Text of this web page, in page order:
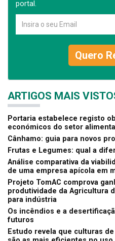
portal.
Quero
ARTIGOS MAIS
Portaria estabelece registo
económicos do setor
Cânhamo: guia para novos
Frutas e Legumes: qual a
Análise comparativa da
de uma empresa apícola em
Projeto TomAC comprova
produtividade da Agricultura
para indústria
Os incêndios e a
futuros
Estudo revela que culturas